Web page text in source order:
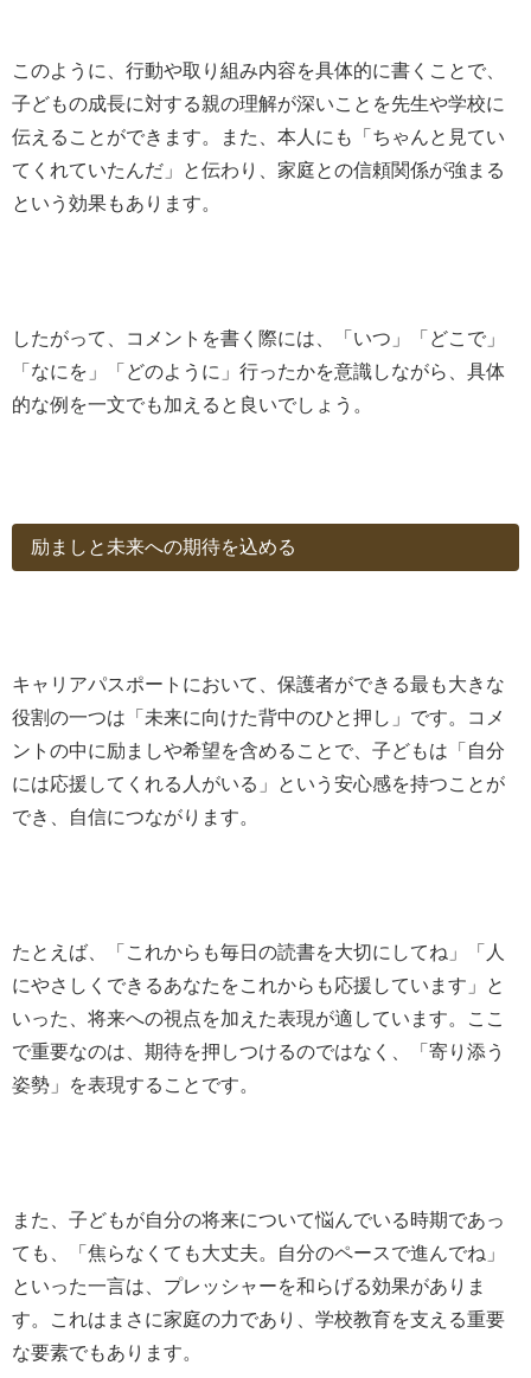
このように、行動や取り組み内容を具体的に書くことで、
子どもの成長に対する親の理解が深いことを先生や学校に
伝えることができます。また、本人にも「ちゃんと見てい
てくれていたんだ」と伝わり、家庭との信頼関係が強まる
という効果もあります。
したがって、コメントを書く際には、「いつ」「どこで」
「なにを」「どのように」行ったかを意識しながら、具体
的な例を一文でも加えると良いでしょう。
励ましと未来への期待を込める
キャリアパスポートにおいて、保護者ができる最も大きな
役割の一つは「未来に向けた背中のひと押し」です。コメ
ントの中に励ましや希望を含めることで、子どもは「自分
には応援してくれる人がいる」という安心感を持つことが
でき、自信につながります。
たとえば、「これからも毎日の読書を大切にしてね」「人
にやさしくできるあなたをこれからも応援しています」と
いった、将来への視点を加えた表現が適しています。ここ
で重要なのは、期待を押しつけるのではなく、「寄り添う
姿勢」を表現することです。
また、子どもが自分の将来について悩んでいる時期であっ
ても、「焦らなくても大丈夫。自分のペースで進んでね」
といった一言は、プレッシャーを和らげる効果がありま
す。これはまさに家庭の力であり、学校教育を支える重要
な要素でもあります。